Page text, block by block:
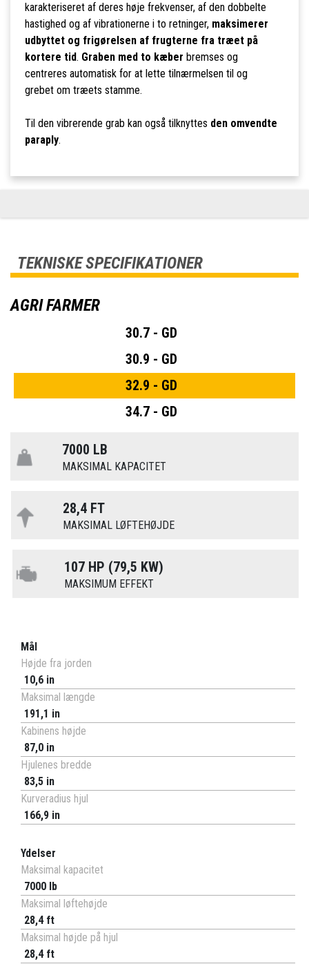
karakteriseret af deres høje frekvenser, af den dobbelte
hastighed og af vibrationerne i to retninger, maksimerer
udbyttet og frigørelsen af frugterne fra træet på
kortere tid. Graben med to kæber bremses og
centreres automatisk for at lette tilnærmelsen til og
grebet om træets stamme.
Til den vibrerende grab kan også tilknyttes den omvendte
paraply.
TEKNISKE SPECIFIKATIONER
AGRI FARMER
30.7 - GD
30.9 - GD
32.9 - GD
34.7 - GD
7000 LB
MAKSIMAL KAPACITET
28,4 FT
MAKSIMAL LØFTEHØJDE
107 HP (79,5 KW)
MAKSIMUM EFFEKT
Mål
Højde fra jorden
10,6 in
Maksimal længde
191,1 in
Kabinens højde
87,0 in
Hjulenes bredde
83,5 in
Kurveradius hjul
166,9 in
Ydelser
Maksimal kapacitet
7000 lb
Maksimal løftehøjde
28,4 ft
Maksimal højde på hjul
28,4 ft